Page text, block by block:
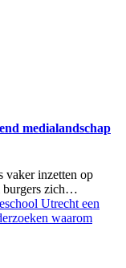
medialandschap
vaker inzetten op
burgers zich…